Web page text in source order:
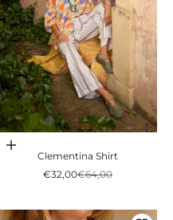
Adicionar ao carrinho
Clementina Shirt
Preço promocional
€32,00Preço normal
€64,00